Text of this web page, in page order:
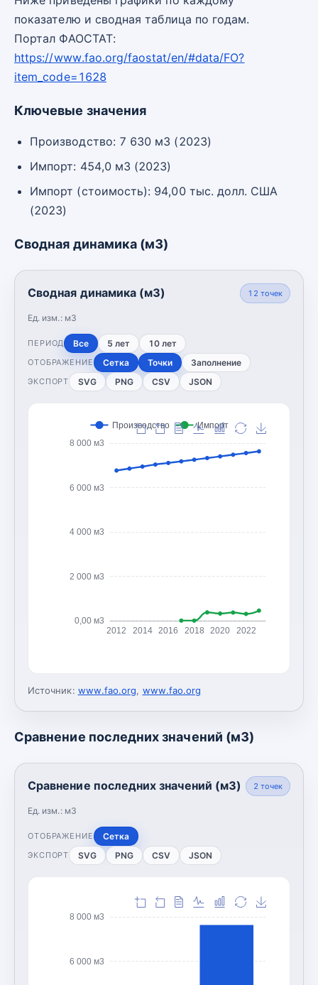
показателю и сводная таблица по годам.
Портал ФАОСТАТ:
https://www.fao.org/faostat/en/#data/FO?
item_code=1628
Ключевые значения
Производство: 7 630 м3 (2023)
Импорт: 454,0 м3 (2023)
Импорт (стоимость): 94,00 тыс. долл. США
(2023)
Сводная динамика (м3)
Сводная динамика (м3)
Ед. изм.: м3
12 точек
ПЕРИОД Все 5 лет 10 лет
ОТОБРАЖЕНИЕ Сетка Точки Заполнение
ЭКСПОРТ SVG PNG CSV JSON
0,00 м3
2 000 м3
4 000 м3
6 000 м3
8 000 м3
2012 2014 2016 2018 2020 2022
Производство Импорт
Источник: www.fao.org, www.fao.org
Сравнение последних значений (м3)
Сравнение последних значений (м3)
Ед. изм.: м3
2 точек
ОТОБРАЖЕНИЕ Сетка
ЭКСПОРТ SVG PNG CSV JSON
6 000 м3
8 000 м3